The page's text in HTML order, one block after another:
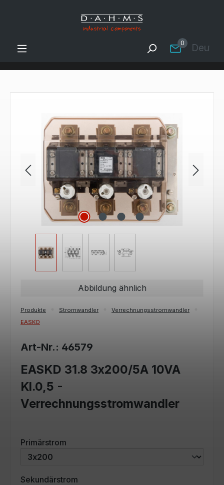
Zum Hauptinhalt springen
0
Bildergalerie überspringen
Abbildung ähnlich
Produkte Stromwandler
Verrechnungsstromwandler
EASKD
Art-Nr.: 46579
EASKD 31.8 3x200/5A 10VA
Kl.0,5 -
Verrechnungsstromwandler
Primärstrom
Sekundärstrom